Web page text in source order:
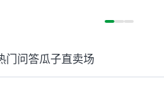
便宜，车况也有检
捷，其他
门问答瓜子直卖场